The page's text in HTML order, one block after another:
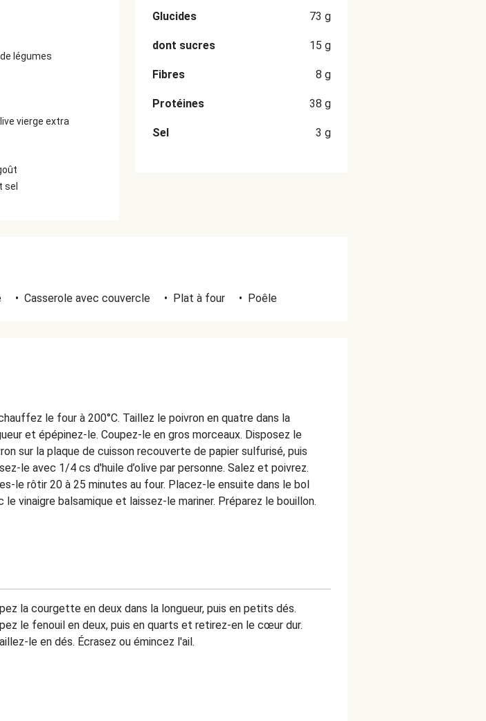
légumes
vierge extra
sel
Glucides 73 g
dont sucres 15 g
Fibres 8 g
Protéines 38 g
Sel 3 g
• Casserole avec couvercle • Plat à four • Poêle
le four à 200°C. Taillez le poivron en quatre dans la
et épépinez-le. Coupez-le en gros morceaux. Disposez le
sur la plaque de cuisson recouverte de papier sulfurisé, puis
le avec 1/4 cs d'huile d’olive par personne. Salez et poivrez.
le rôtir 20 à 25 minutes au four. Placez-le ensuite dans le bol
le vinaigre balsamique et laissez-le mariner. Préparez le bouillon.
la courgette en deux dans la longueur, puis en petits dés.
le fenouil en deux, puis en quarts et retirez-en le cœur dur.
le en dés. Écrasez ou émincez l'ail.